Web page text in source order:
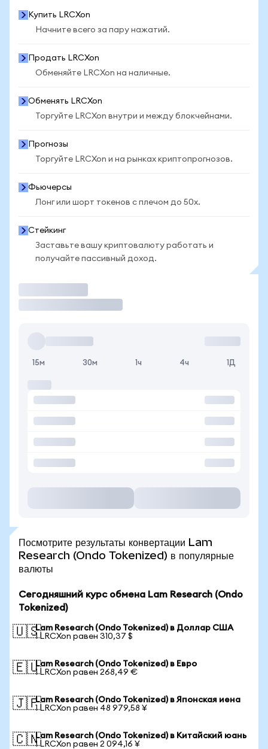
Купить LRCXon
Начните всего за пару нажатий.
Продать LRCXon
Обменяйте LRCXon на наличные.
Обменять LRCXon
Торгуйте LRCXon внутри и между блокчейнами.
Прогнозы
Торгуйте LRCXon и на рынках криптопрогнозов.
Фьючерсы
Лонг или шорт токенов с плечом до 50x.
Стейкинг
Заставьте вашу криптовалюту работать и
получайте пассивный доход.
15м 30м 1ч 4ч 1Д
Посмотрите результаты конвертации Lam
Research (Ondo Tokenized) в популярные
валюты
Сегодняшний курс обмена Lam Research (Ondo
Tokenized)
🇺🇸Lam Research (Ondo Tokenized) в Доллар США
1 LRCXon равен 310,37 $
🇪🇺Lam Research (Ondo Tokenized) в Евро
1 LRCXon равен 268,49 €
🇯🇵Lam Research (Ondo Tokenized) в Японская иена
1 LRCXon равен 48 979,58 ¥
🇨🇳Lam Research (Ondo Tokenized) в Китайский юань
1 LRCXon равен 2 094,16 ¥